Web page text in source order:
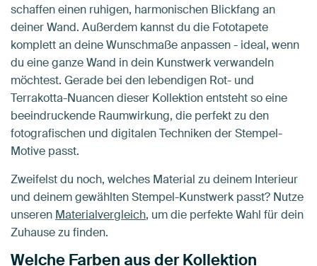
schaffen einen ruhigen, harmonischen Blickfang an
deiner Wand. Außerdem kannst du die Fototapete
komplett an deine Wunschmaße anpassen - ideal, wenn
du eine ganze Wand in dein Kunstwerk verwandeln
möchtest. Gerade bei den lebendigen Rot- und
Terrakotta-Nuancen dieser Kollektion entsteht so eine
beeindruckende Raumwirkung, die perfekt zu den
fotografischen und digitalen Techniken der Stempel-
Motive passt.
Zweifelst du noch, welches Material zu deinem Interieur
und deinem gewählten Stempel-Kunstwerk passt? Nutze
unseren Materialvergleich, um die perfekte Wahl für dein
Zuhause zu finden.
Welche Farben aus der Kollektion